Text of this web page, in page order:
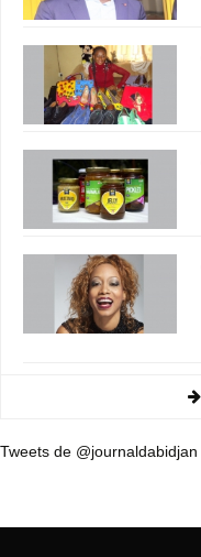
Tweets de @journaldabidjan